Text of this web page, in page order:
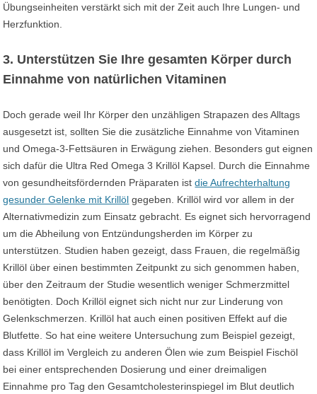
Übungseinheiten verstärkt sich mit der Zeit auch Ihre Lungen- und
Herzfunktion.
3. Unterstützen Sie Ihre gesamten Körper durch
Einnahme von natürlichen Vitaminen
Doch gerade weil Ihr Körper den unzähligen Strapazen des Alltags
ausgesetzt ist, sollten Sie die zusätzliche Einnahme von Vitaminen
und Omega-3-Fettsäuren in Erwägung ziehen. Besonders gut eignen
sich dafür die Ultra Red Omega 3 Krillöl Kapsel. Durch die Einnahme
von gesundheitsfördernden Präparaten istdie Aufrechterhaltung
gesunder Gelenke mit Krillöl gegeben. Krillöl wird vor allem in der
Alternativmedizin zum Einsatz gebracht. Es eignet sich hervorragend
um die Abheilung von Entzündungsherden im Körper zu
unterstützen. Studien haben gezeigt, dass Frauen, die regelmäßig
Krillöl über einen bestimmten Zeitpunkt zu sich genommen haben,
über den Zeitraum der Studie wesentlich weniger Schmerzmittel
benötigten. Doch Krillöl eignet sich nicht nur zur Linderung von
Gelenkschmerzen. Krillöl hat auch einen positiven Effekt auf die
Blutfette. So hat eine weitere Untersuchung zum Beispiel gezeigt,
dass Krillöl im Vergleich zu anderen Ölen wie zum Beispiel Fischöl
bei einer entsprechenden Dosierung und einer dreimaligen
Einnahme pro Tag den Gesamtcholesterinspiegel im Blut deutlich